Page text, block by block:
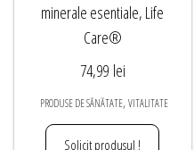
minerale esentiale, Life
Care®
74,99 lei
PRODUSE DE SĂNĂTATE, VITALITATE
Solicit produsul !